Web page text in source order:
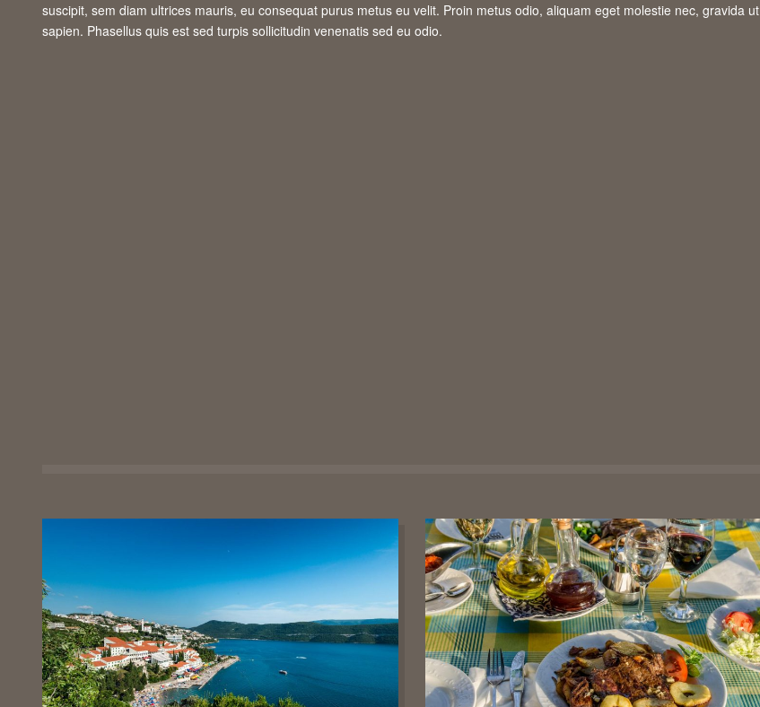
suscipit, sem diam ultrices mauris, eu consequat purus metus eu velit. Proin metus odio, aliquam eget molestie nec, gravida ut
sapien. Phasellus quis est sed turpis sollicitudin venenatis sed eu odio.